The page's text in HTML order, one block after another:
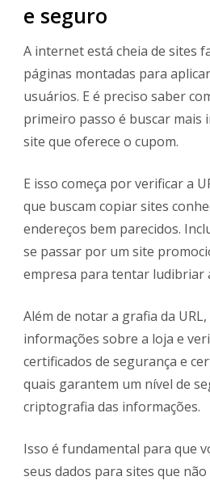
e seguro
A internet está cheia de sites
páginas montadas para
usuários. E é preciso saber
primeiro passo é buscar mais
site que oferece o cupom.
E isso começa por verificar a
que buscam copiar sites
endereços bem parecidos.
se passar por um site
empresa para tentar ludibriar
Além de notar a grafia da
informações sobre a loja e
certificados de segurança e
quais garantem um nível de
criptografia das informações.
Isso é fundamental para que
seus dados para sites que